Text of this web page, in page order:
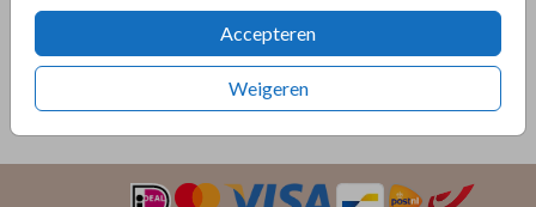
Accepteren
Weigeren